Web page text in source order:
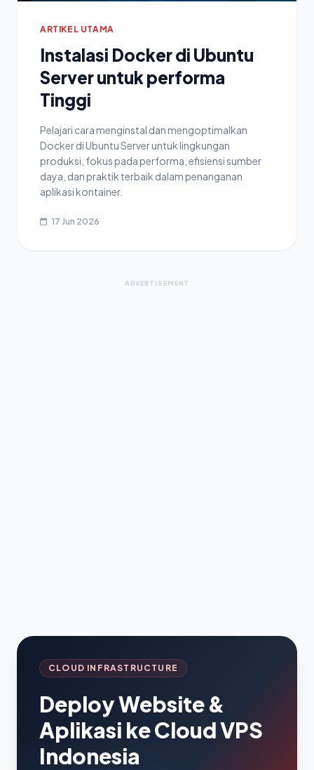
ARTIKEL UTAMA
Instalasi Docker di Ubuntu
Server untuk performa
Tinggi
Pelajari cara menginstal dan mengoptimalkan
Docker di Ubuntu Server untuk lingkungan
produksi, fokus pada performa, efisiensi sumber
daya, dan praktik terbaik dalam penanganan
aplikasi kontainer.
17 Jun 2026
ADVERTISEMENT
CLOUD INFRASTRUCTURE
Deploy Website &
Aplikasi ke Cloud VPS
Indonesia